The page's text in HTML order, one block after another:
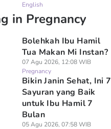
English
in Pregnancy
Bolehkah Ibu Hamil
Tua Makan Mi Instan?
07 Agu 2026, 12:08 WIB
Pregnancy
Bikin Janin Sehat, Ini 7
Sayuran yang Baik
untuk Ibu Hamil 7
Bulan
05 Agu 2026, 07:58 WIB